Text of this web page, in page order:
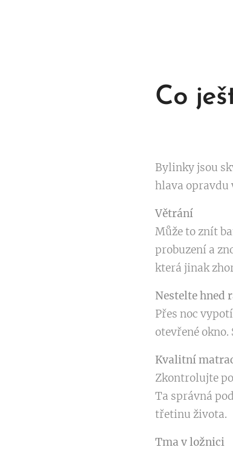
Co
Bylinky jsou
hlava opravdu
Větrání
Může to znít
probuzení a
která jinak
Nestelte hned
Přes noc
otevřené okno.
Kvalitní
Zkontrolujte
Ta správná
třetinu života.
Tma v ložnici